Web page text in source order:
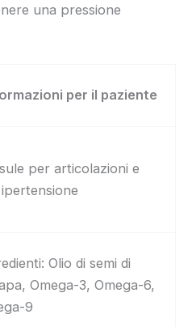
una pressione
per il paziente
per articolazioni e
Olio di semi di
Omega-3, Omega-6,
9